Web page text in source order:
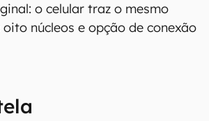
o celular traz o mesmo
núcleos e opção de conexão